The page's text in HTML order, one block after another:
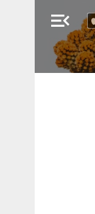
menu_open